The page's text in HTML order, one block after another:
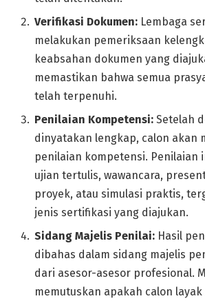
Verifikasi Dokumen: Lembaga
melakukan pemeriksaan
keabsahan dokumen yang
memastikan bahwa semua
telah terpenuhi.
Penilaian Kompetensi: Setelah
dinyatakan lengkap, calon akan
penilaian kompetensi. Penilaian
ujian tertulis, wawancara,
proyek, atau simulasi praktis,
jenis sertifikasi yang diajukan.
Sidang Majelis Penilai: Hasil
dibahas dalam sidang majelis
dari asesor-asesor profesional.
memutuskan apakah calon